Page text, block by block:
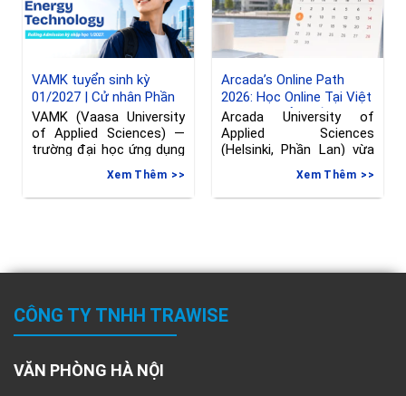
VAMK tuyển sinh kỳ
01/2027 | Cử nhân Phần
Lan ngành Kỹ thuật
VAMK (Vaasa University
of Applied Sciences) —
trường đại học ứng dụng
Xem Thêm
Arcada’s Online Path
2026: Học Online Tại Việt
Nam, Chuyển Tiếp Sang
Phần Lan, hạn đăng ký
đến 08/06/2026
Arcada University of
Applied Sciences
(Helsinki, Phần Lan) vừa
gia hạn deadline nộp đơn
Xem Thêm
CÔNG TY TNHH TRAWISE
VĂN PHÒNG HÀ NỘI